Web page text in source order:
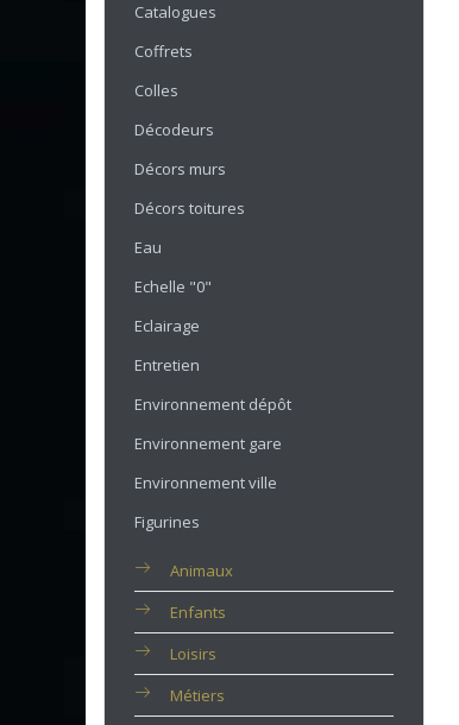
Catalogues
Coffrets
Colles
Décodeurs
Décors murs
Décors toitures
Eau
Echelle "0"
Eclairage
Entretien
Environnement dépôt
Environnement gare
Environnement ville
Figurines
Animaux
Enfants
Loisirs
Métiers